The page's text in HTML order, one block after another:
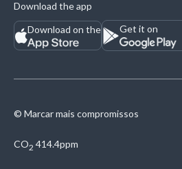
Download the app
Download on the
Get it on
© Marcar mais compromissos
CO2 414.4ppm